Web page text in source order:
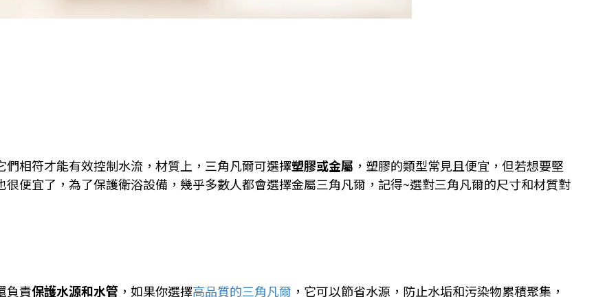
相符才能有效控制水流，材質上，三角凡爾可選擇塑膠或金屬 ，塑膠的類型常見且便宜，但若想要堅
便宜了，為了保護衛浴設備，幾乎多數人都會選擇金屬三角凡爾，記得~選對三角凡爾的尺寸和材質對
負責保護水源和水管 ，如果你選擇高品質的三角凡爾 ，它可以節省水源，防止水垢和污染物累積聚集，